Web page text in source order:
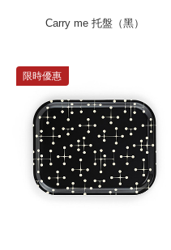
Carry me 托盤（黑）
限時優惠